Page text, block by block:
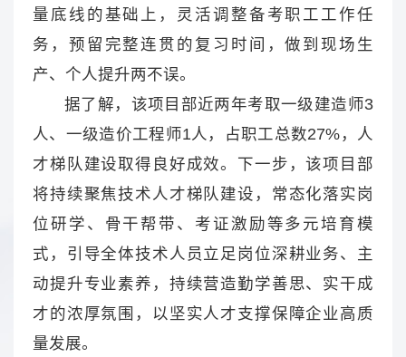
量底线的基础上，灵活调整备考职工工作任
务，预留完整连贯的复习时间，做到现场生
产、个人提升两不误。
据了解，该项目部近两年考取一级建造师3
人、一级造价工程师1人，占职工总数27%，人
才梯队建设取得良好成效。下一步，该项目部
将持续聚焦技术人才梯队建设，常态化落实岗
位研学、骨干帮带、考证激励等多元培育模
式，引导全体技术人员立足岗位深耕业务、主
动提升专业素养，持续营造勤学善思、实干成
才的浓厚氛围，以坚实人才支撑保障企业高质
量发展。